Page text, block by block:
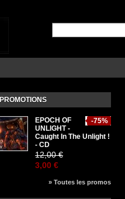
PROMOTIONS
-75%
EPOCH OF
UNLIGHT -
Caught In The Unlight !
- CD
12,00 €
3,00 €
» Toutes les promos